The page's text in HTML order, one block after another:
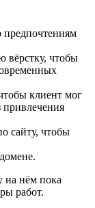
предпочтениям
вёрстку, чтобы
клиент мог
привлечения
сайту, чтобы
на нём пока
работ.